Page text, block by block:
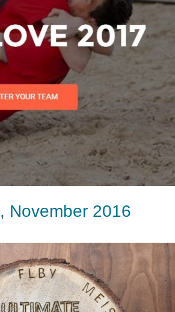
November 2016